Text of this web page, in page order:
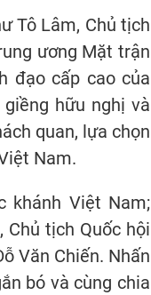
Tô Lâm, Chủ tịch
ương Mặt trận
đạo cấp cao của
hữu nghị và
quan, lựa chọn
Nam.
khánh Việt Nam;
Chủ tịch Quốc hội
Văn Chiến. Nhấn
bó và cùng chia